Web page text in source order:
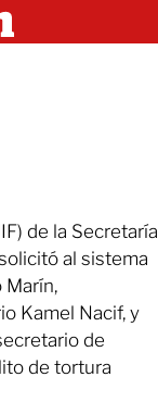
de la Secretaría
al sistema
Marín,
Kamel Nacif, y
de
de tortura